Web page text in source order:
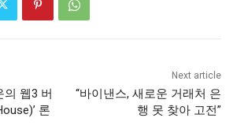
의 웹3 버
론
Next article
“바이낸스, 새로운 거래처 은
행 못 찾아 고전”